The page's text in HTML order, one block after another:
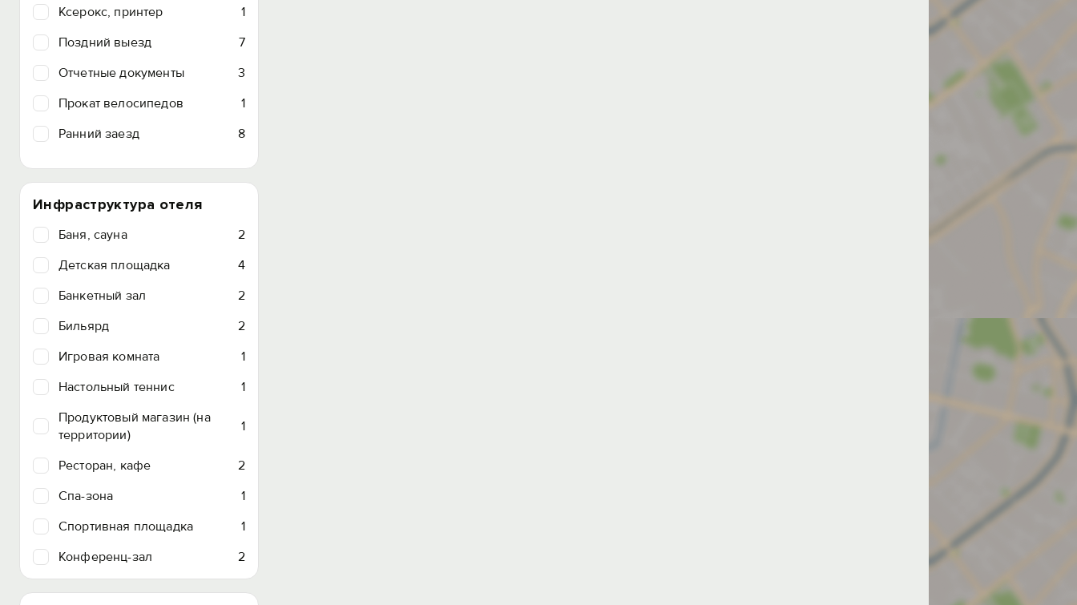
Ксерокс, принтер
1
Поздний выезд
7
Отчетные документы
3
Прокат велосипедов
1
Ранний заезд
8
Инфраструктура отеля
Баня, сауна
2
Детская площадка
4
Банкетный зал
2
Бильярд
2
Игровая комната
1
Настольный теннис
1
Продуктовый магазин (на
территории)
1
Ресторан, кафе
2
Спа-зона
1
Спортивная площадка
1
Конференц-зал
2